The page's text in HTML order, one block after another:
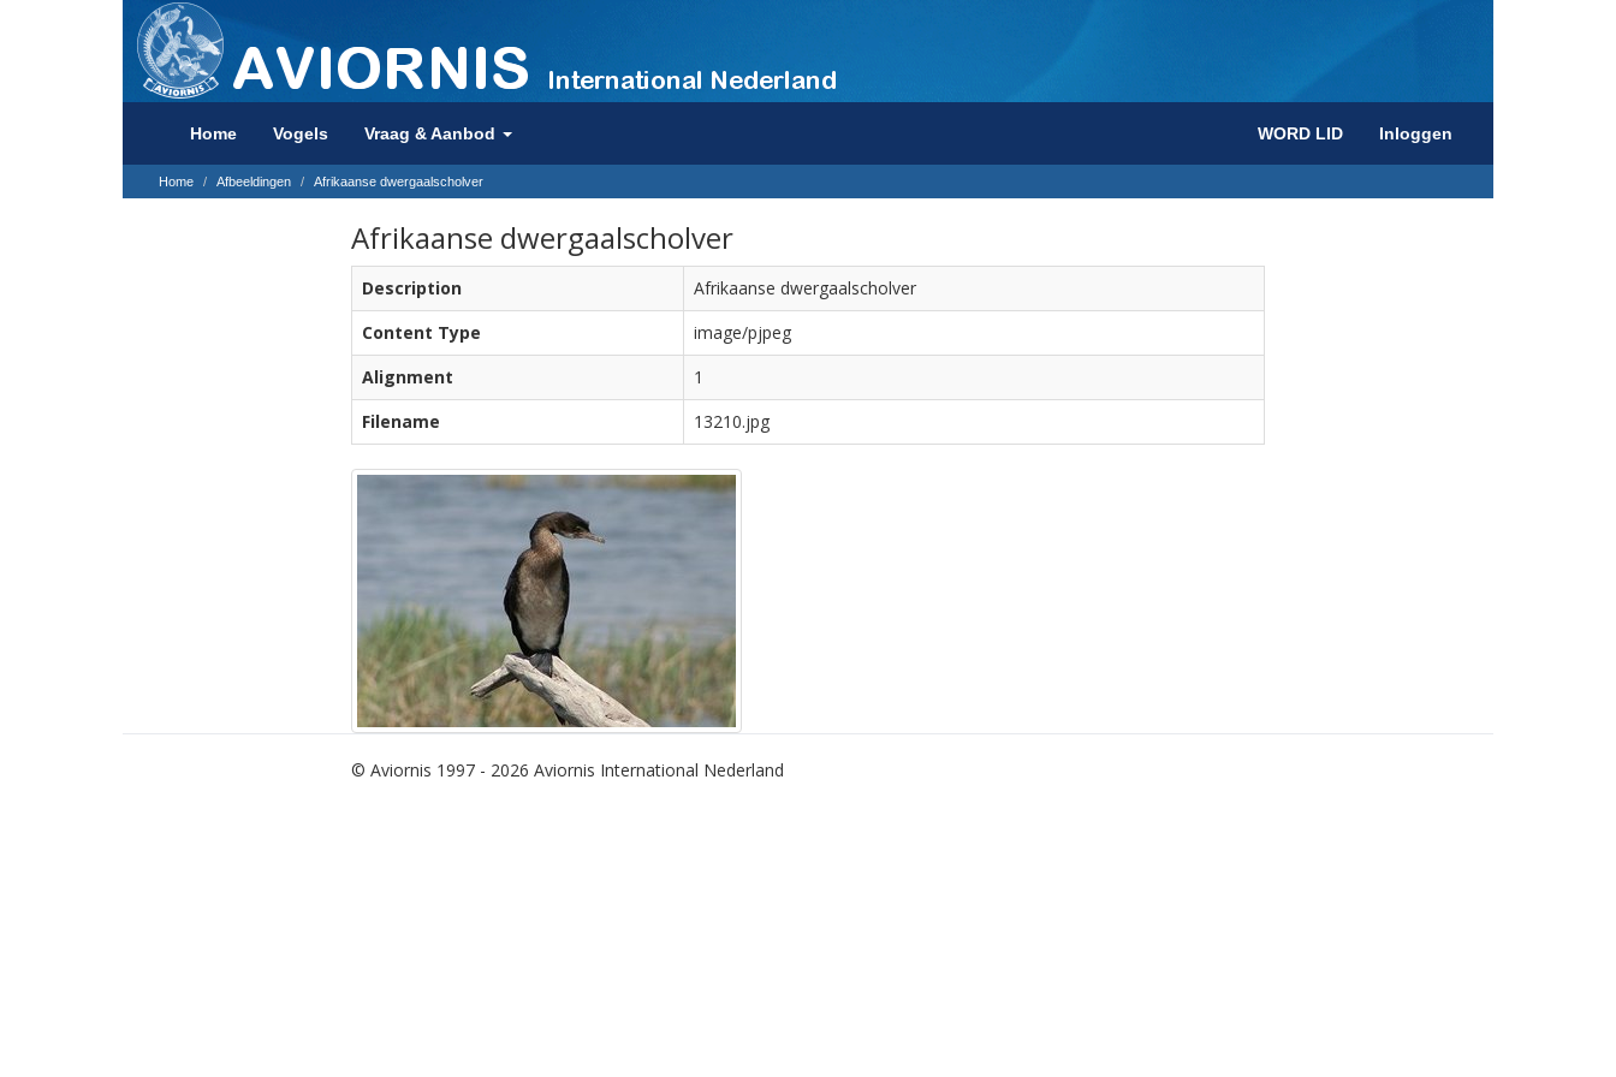
Home Vogels Vraag & Aanbod WORD LID Inloggen
Home Afbeeldingen Afrikaanse dwergaalscholver
Afrikaanse dwergaalscholver
Description
Afrikaanse dwergaalscholver
Content Type
image/pjpeg
Alignment
1
Filename
13210.jpg
© Aviornis 1997 - 2026 Aviornis International Nederland